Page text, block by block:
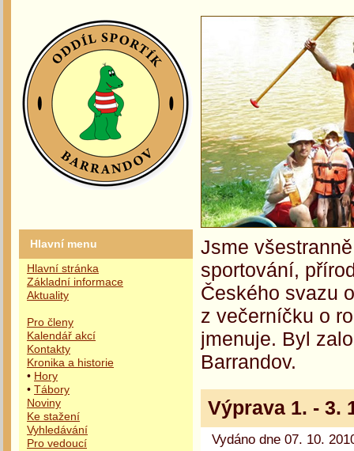
Hlavní menu
Hlavní stránka
Základní informace
Aktuality
Pro členy
Kalendář akcí
Kontakty
Kronika a historie
• Hory
• Tábory
Noviny
Ke stažení
Vyhledávání
Pro vedoucí
Jsme
sportování,
Českého svazu
z večerníčku o
jmenuje. Byl
Barrandov.
Výprava 1. - 3.
Vydáno dne 07. 10.